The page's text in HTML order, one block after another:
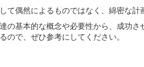
て偶然によるものではなく、綿密な計
の基本的な概念や必要性から、成功
ので、ぜひ参考にしてください。